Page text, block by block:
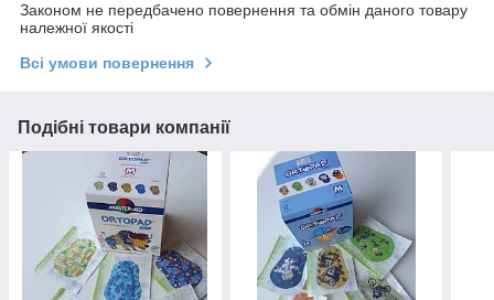
Законом не передбачено повернення та обмін даного товару
належної якості
Всі умови повернення
Подібні товари компанії